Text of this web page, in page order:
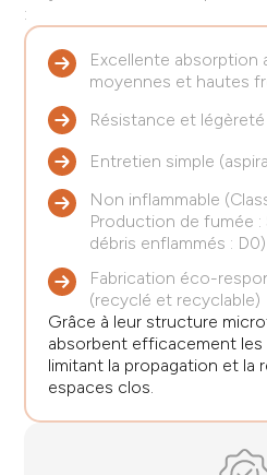
:
Excellente absorption
moyennes et hautes
Résistance et légèreté
Entretien simple
Non inflammable
Production de fumée
débris enflammés : D0)
Fabrication éco-
(recyclé et recyclable)
Grâce à leur structure
absorbent efficacement
limitant la propagation et la
espaces clos.